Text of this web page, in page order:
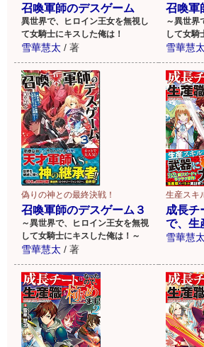
召喚軍師のデスゲーム
異世界で、ヒロイン王女を無視し
て女騎士にキスした俺は！
雪華慧太 / 著
召喚軍
～異世界
して女騎
雪華慧太
偽りの神との最終決戦！
召喚軍師のデスゲーム３
～異世界で、ヒロイン王女を無視
して女騎士にキスした俺は！～
雪華慧太 / 著
生産スキ
成長チ
で、生
雪華慧太